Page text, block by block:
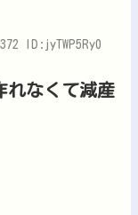
ID:jyTWP5Ry0
れなくて減産